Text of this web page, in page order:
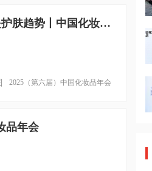
英敏特曾锦盛：未来两年，医美/长寿/情绪/生物技术是护肤趋势丨中国化妆品年会
2025（第六届）中国化妆品年会
品年会